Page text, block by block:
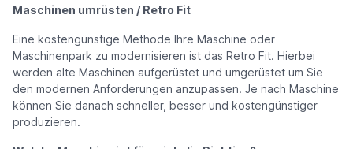
Maschinen umrüsten / Retro Fit
Eine kostengünstige Methode Ihre Maschine oder
Maschinenpark zu modernisieren ist das Retro Fit. Hierbei
werden alte Maschinen aufgerüstet und umgerüstet um Sie
den modernen Anforderungen anzupassen. Je nach Maschine
können Sie danach schneller, besser und kostengünstiger
produzieren.